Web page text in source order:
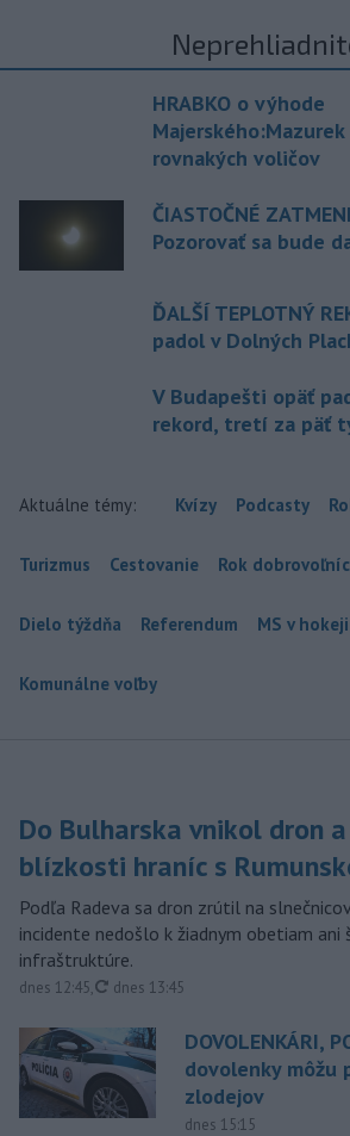
HRABKO o výhode
rovnakých voličov
ČIASTOČNÉ
Pozorovať sa bude
ĎALŠÍ TEPLOTNÝ
padol v Dolných
V Budapešti opäť
rekord, tretí za päť
Aktuálne témy: Kvízy Podcasty
Turizmus Cestovanie Rok
Dielo týždňa Referendum MS v hokeji
Komunálne voľby
Do Bulharska vnikol dron
blízkosti hraníc s
Podľa Radeva sa dron zrútil na
incidente nedošlo k žiadnym obetiam ani
infraštruktúre.
dnes 12:45, aktualizované
dnes 13:45
DOVOLENKÁRI,
dovolenky môžu
zlodejov
dnes 15:15